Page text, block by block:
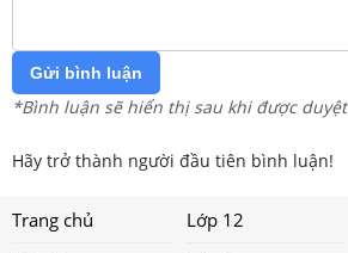
Gửi bình luận
*Bình luận sẽ hiển thị sau khi được duyệt
Hãy trở thành người đầu tiên bình luận!
Trang chủ Lớp 12